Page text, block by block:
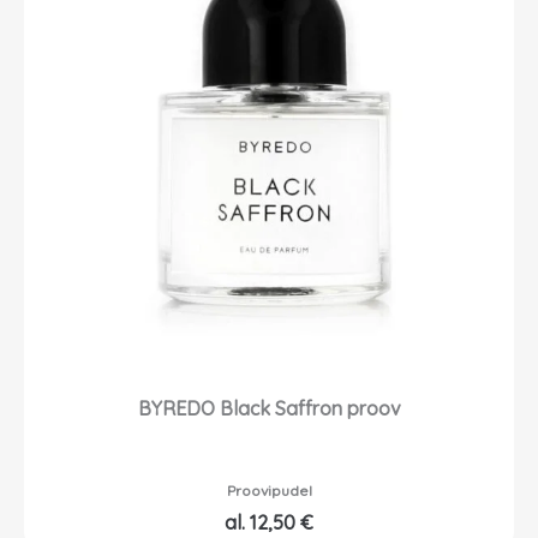
BYREDO Black Saffron proov
Proovipudel
al. 12,50 €